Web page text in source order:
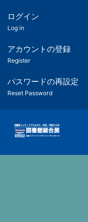
ツ
匿
名
ユ
ー
ー
用
メ
ログイン
Log in
アカウントの登録
Register
パスワードの再設定
Reset Password